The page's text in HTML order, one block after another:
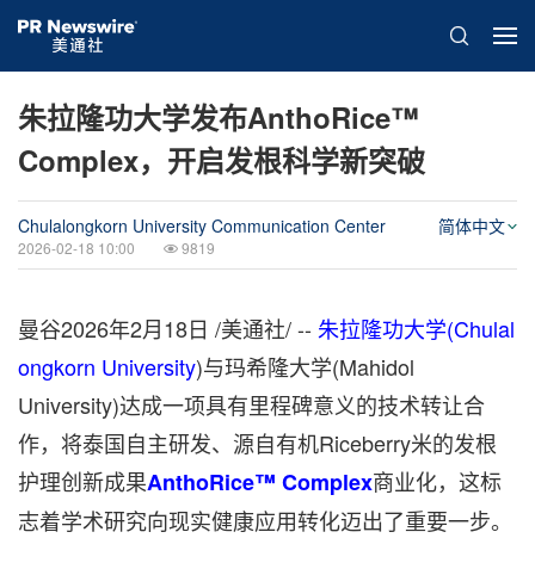
朱拉隆功大学发布AnthoRice™
Complex，开启发根科学新突破
Chulalongkorn University Communication Center
2026-02-18 10:00 9819
简体中文
曼谷2026年2月18日 /美通社/ -- 朱拉隆功大学(Chulal
ongkorn University)与玛希隆大学(Mahidol
University)达成一项具有里程碑意义的技术转让合
作，将泰国自主研发、源自有机Riceberry米的发根
护理创新成果AnthoRice™ Complex商业化，这标
志着学术研究向现实健康应用转化迈出了重要一步。